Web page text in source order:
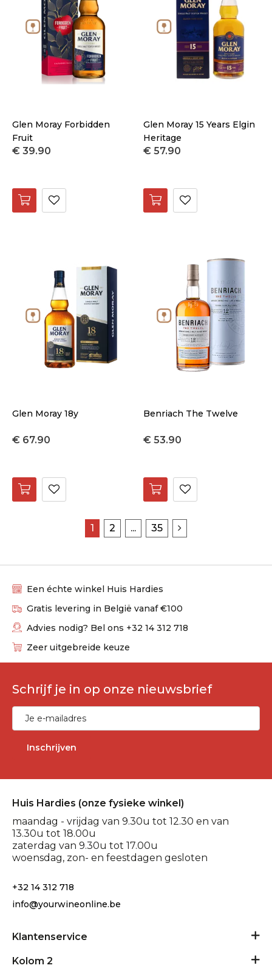
Glen Moray Forbidden
Fruit
€ 39.90
Glen Moray 15 Years Elgin
Heritage
€ 57.90
Glen Moray 18y
€ 67.90
Benriach The Twelve
€ 53.90
1 2 ... 35
Een échte winkel Huis Hardies
Gratis levering in België vanaf €100
Advies nodig? Bel ons +32 14 312 718
Zeer uitgebreide keuze
Schrijf je in op onze nieuwsbrief
Inschrijven
Huis Hardies (onze fysieke winkel)
maandag - vrijdag van 9.30u tot 12.30 en van
13.30u tot 18.00u
zaterdag van 9.30u tot 17.00u
woensdag, zon- en feestdagen gesloten
+32 14 312 718
info@yourwineonline.be
Klantenservice
Algemene voorwaarden
Kolom 2